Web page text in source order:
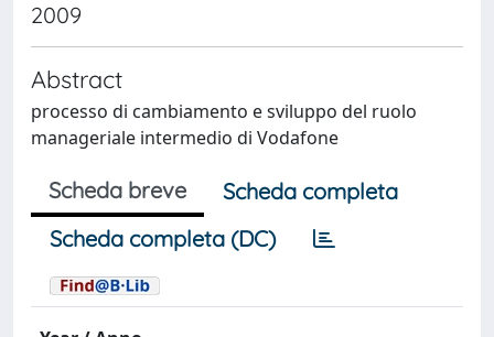
2009
Abstract
processo di cambiamento e sviluppo del ruolo
manageriale intermedio di Vodafone
Scheda breve
Scheda completa
Scheda completa (DC)